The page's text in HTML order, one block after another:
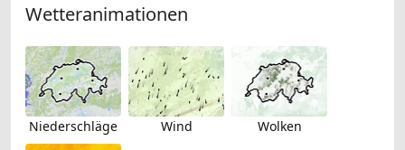
Wetteranimationen
Niederschläge Wind Wolken